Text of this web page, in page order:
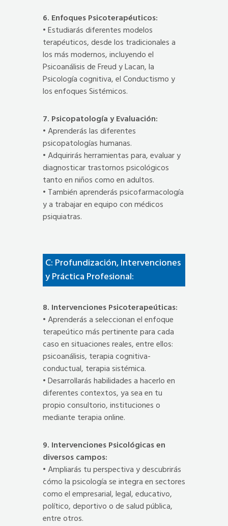
6. Enfoques Psicoterapéuticos:
• Estudiarás diferentes modelos
terapéuticos, desde los tradicionales a
los más modernos, incluyendo el
Psicoanálisis de Freud y Lacan, la
Psicología cognitiva, el Conductismo y
los enfoques Sistémicos.
7. Psicopatología y Evaluación:
• Aprenderás las diferentes
psicopatologías humanas.
• Adquirirás herramientas para, evaluar y
diagnosticar trastornos psicológicos
tanto en niños como en adultos.
• También aprenderás psicofarmacología
y a trabajar en equipo con médicos
psiquiatras.
C: Profundización, Intervenciones
y Práctica Profesional:
8. Intervenciones Psicoterapeúticas:
• Aprenderás a seleccionan el enfoque
terapeútico más pertinente para cada
caso en situaciones reales, entre ellos:
psicoanálisis, terapia cognitiva-
conductual, terapia sistémica.
• Desarrollarás habilidades a hacerlo en
diferentes contextos, ya sea en tu
propio consultorio, instituciones o
mediante terapia online.
9. Intervenciones Psicológicas en
diversos campos:
• Ampliarás tu perspectiva y descubrirás
cómo la psicología se integra en sectores
como el empresarial, legal, educativo,
político, deportivo o de salud pública,
entre otros.